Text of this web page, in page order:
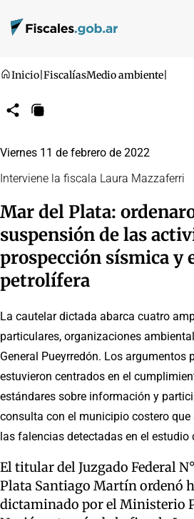
Inicio FiscalíasMedio ambiente
CompartirCopiar
Viernes 11 de febrero de 2022
Interviene la fiscala Laura Mazzaferri
Mar del Plata:
suspensión de las
prospección sísmica y
petrolífera
La cautelar dictada abarca cuatro
particulares, organizaciones
General Pueyrredón. Los argumentos
estuvieron centrados en el
estándares sobre información y
consulta con el municipio costero que
las falencias detectadas en el
El titular del Juzgado Federal
Plata Santiago Martín ordenó
dictaminado por el Ministerio